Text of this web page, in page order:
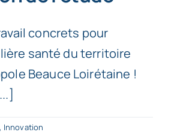
concrets pour
santé du territoire
Beauce Loirétaine !
, Innovation